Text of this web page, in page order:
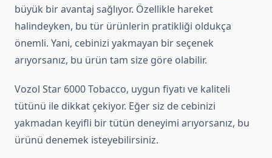
büyük bir avantaj sağlıyor. Özellikle hareket
halindeyken, bu tür ürünlerin pratikliği oldukça
önemli. Yani, cebinizi yakmayan bir seçenek
arıyorsanız, bu ürün tam size göre olabilir.
Vozol Star 6000 Tobacco, uygun fiyatı ve kaliteli
tütünü ile dikkat çekiyor. Eğer siz de cebinizi
yakmadan keyifli bir tütün deneyimi arıyorsanız, bu
ürünü denemek isteyebilirsiniz.